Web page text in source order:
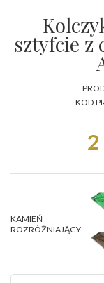
sztyfcie
KOD
2
KAMIEŃ
ROZRÓŻNIAJĄCY